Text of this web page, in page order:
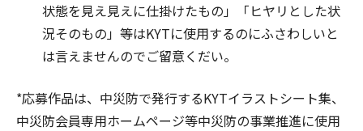
状態を見え見えに仕掛けたもの」「ヒヤリとした状
況そのもの」等はKYTに使用するのにふさわしいと
は言えませんのでご留意くだい。
*応募作品は、中災防で発行するKYTイラストシート集、
中災防会員専用ホームページ等中災防の事業推進に使用